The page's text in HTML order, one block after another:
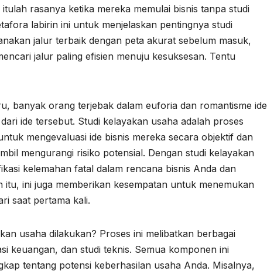
rasanya ketika mereka memulai bisnis tanpa studi
labirin ini untuk menjelaskan pentingnya studi
jalur terbaik dengan peta akurat sebelum masuk,
jalur paling efisien menuju kesuksesan. Tentu
banyak orang terjebak dalam euforia dan romantisme ide
ide tersebut. Studi kelayakan usaha adalah proses
mengevaluasi ide bisnis mereka secara objektif dan
mengurangi risiko potensial. Dengan studi kelayakan
kelemahan fatal dalam rencana bisnis Anda dan
itu, ini juga memberikan kesempatan untuk menemukan
saat pertama kali.
usaha dilakukan? Proses ini melibatkan berbagai
keuangan, dan studi teknis. Semua komponen ini
tentang potensi keberhasilan usaha Anda. Misalnya,